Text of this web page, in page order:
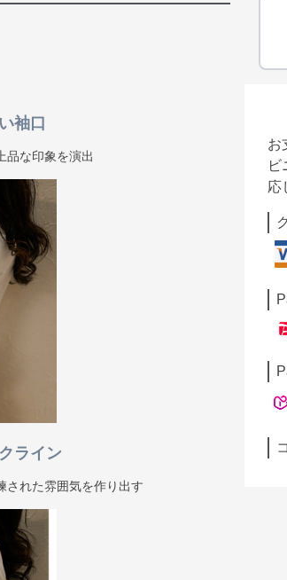
袖口
品な印象を演出
ライン
された雰囲気を作り出す
お
ビ
応